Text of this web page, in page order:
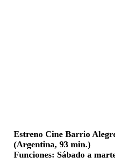
Estreno Cine Barrio
(Argentina, 93 min.)
Funciones: Sábado a